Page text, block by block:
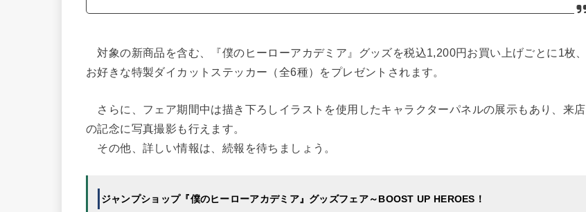
対象の新商品を含む、『僕のヒーローアカデミア』グッズを税込1,200円お買い上げごとに1枚、
お好きな特製ダイカットステッカー（全6種）をプレゼントされます。
さらに、フェア期間中は描き下ろしイラストを使用したキャラクターパネルの展示もあり、来店
の記念に写真撮影も行えます。
その他、詳しい情報は、続報を待ちましょう。
ジャンプショップ『僕のヒーローアカデミア』グッズフェア～BOOST UP HEROES！